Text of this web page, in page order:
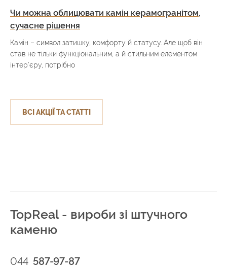
Чи можна облицювати камін керамогранітом,
сучасне рішення
Камін – символ затишку, комфорту й статусу. Але щоб він
став не тільки функціональним, а й стильним елементом
інтер’єру, потрібно
ВСІ АКЦІЇ ТА СТАТТІ
TopReal - вироби зі штучного
каменю
044 587-97-87